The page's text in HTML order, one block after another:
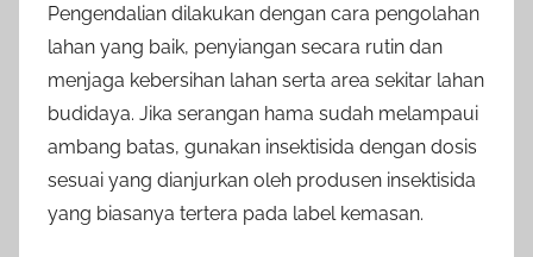
Pengendalian dilakukan dengan cara pengolahan
lahan yang baik, penyiangan secara rutin dan
menjaga kebersihan lahan serta area sekitar lahan
budidaya. Jika serangan hama sudah melampaui
ambang batas, gunakan insektisida dengan dosis
sesuai yang dianjurkan oleh produsen insektisida
yang biasanya tertera pada label kemasan.